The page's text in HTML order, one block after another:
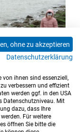
ohne zu akzeptieren
Datenschutzerklärung
von ihnen sind essenziell,
verbessern und effizient
werden ggf. in den USA
Datenschutzniveau. Mit
dazu, dass Ihre
Für weitere
öffnen Sie bitte die